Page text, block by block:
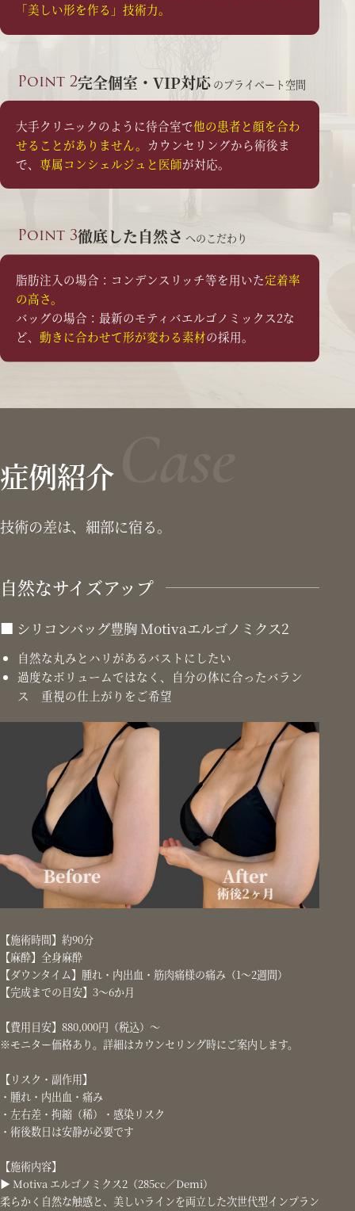
「美しい形を作る」技術力。
Point 2完全個室・VIP対応のプライベート空間
大手クリニックのように待合室で他の患者と顔を合わ
せることがありません。 カウンセリングから術後ま
で、 専属コンシェルジュと医師が対応。
Point 3徹底した自然さ へのこだわり
脂肪注入の場合：コンデンスリッチ等を用いた定着率
の高さ。
バッグの場合：最新のモティバエルゴノミックス2な
ど、 動きに合わせて形が変わる素材の採用。
症例紹介
技術の差は、細部に宿る。
自然なサイズアップ
シリコンバッグ豊胸 Motivaエルゴノミクス2
自然な丸みとハリがあるバストにしたい
過度なボリュームではなく、自分の体に合ったバラン
ス 重視の仕上がりをご希望
【施術時間】約90分
【麻酔】全身麻酔
【ダウンタイム】腫れ・内出血・筋肉痛様の痛み（1〜2週間）
【完成までの目安】3〜6か月
【費用目安】880,000円（税込）〜
※モニター価格あり。詳細はカウンセリング時にご案内します。
【リスク・副作用】
・腫れ・内出血・痛み
・左右差・拘縮（稀）・感染リスク
・術後数日は安静が必要です
【施術内容】
▶︎ Motiva エルゴノミクス2（285cc／Demi）
柔らかく自然な触感と、美しいラインを両立した次世代型インプラン